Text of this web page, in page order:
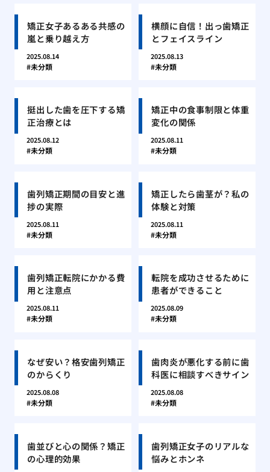
矯正女子あるある共感の
嵐と乗り越え方
2025.08.14
未分類
横顔に自信！出っ歯矯正
とフェイスライン
2025.08.13
未分類
挺出した歯を圧下する矯
正治療とは
2025.08.12
未分類
矯正中の食事制限と体重
変化の関係
2025.08.11
未分類
歯列矯正期間の目安と進
捗の実際
2025.08.11
未分類
矯正したら歯茎が？私の
体験と対策
2025.08.11
未分類
歯列矯正転院にかかる費
用と注意点
2025.08.11
未分類
転院を成功させるために
患者ができること
2025.08.09
未分類
なぜ安い？格安歯列矯正
のからくり
2025.08.08
未分類
歯肉炎が悪化する前に歯
科医に相談すべきサイン
2025.08.08
未分類
歯並びと心の関係？矯正
の心理的効果
歯列矯正女子のリアルな
悩みとホンネ